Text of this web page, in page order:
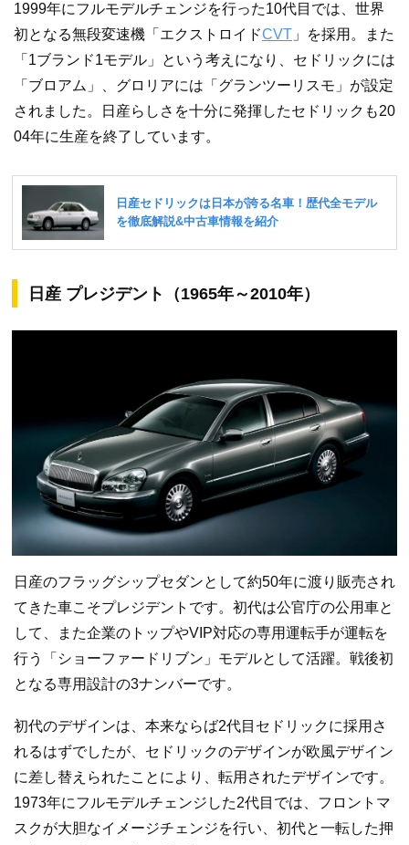
1999年にフルモデルチェンジを行った10代目では、世界
初となる無段変速機「エクストロイドCVT 」を採用。また
「1ブランド1モデル」という考えになり、セドリックには
「ブロアム」、グロリアには「グランツーリスモ」が設定
されました。日産らしさを十分に発揮したセドリックも20
04年に生産を終了しています。
日産 プレジデント（1965年～2010年）
日産のフラッグシップセダンとして約50年に渡り販売され
てきた車こそプレジデントです。初代は公官庁の公用車と
して、また企業のトップやVIP対応の専用運転手が運転を
行う「ショーファードリブン」モデルとして活躍。戦後初
となる専用設計の3ナンバーです。
初代のデザインは、本来ならば2代目セドリックに採用さ
れるはずでしたが、セドリックのデザインが欧風デザイン
に差し替えられたことにより、転用されたデザインです。
1973年にフルモデルチェンジした2代目では、フロントマ
スクが大胆なイメージチェンジを行い、初代と一転した押